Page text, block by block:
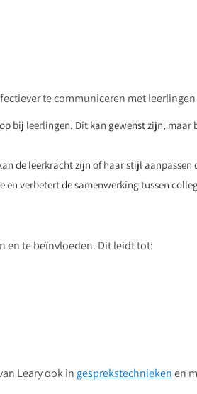
te communiceren met leerlingen
bij leerlingen. Dit kan gewenst zijn,
de leerkracht zijn of haar stijl
verbetert de samenwerking tussen
en te beïnvloeden. Dit leidt tot:
Leary ook in gesprekstechniekenen